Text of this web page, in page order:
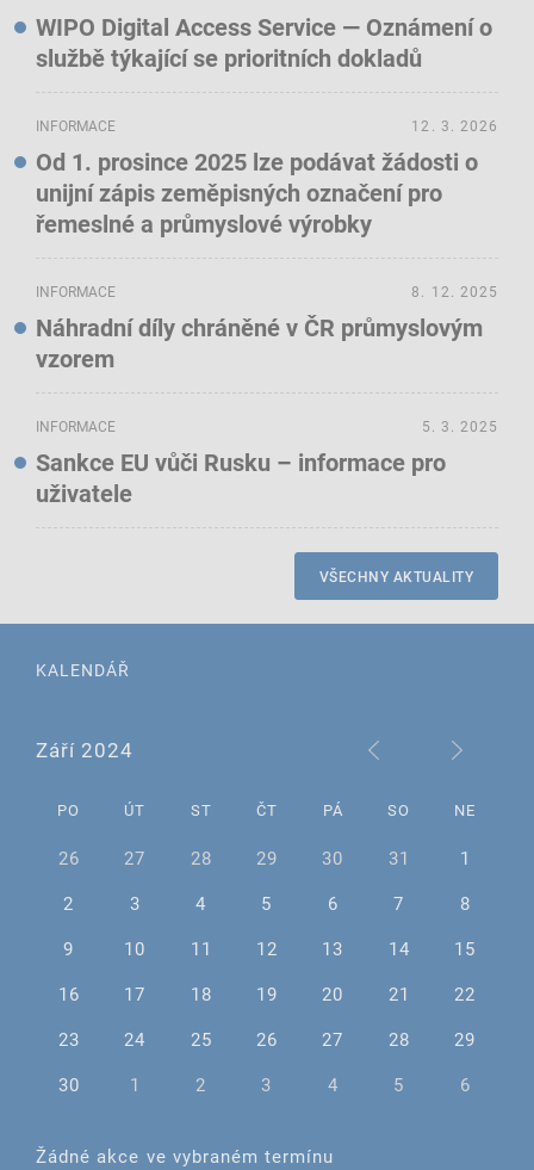
WIPO Digital Access Service — Oznámení o
službě týkající se prioritních dokladů
INFORMACE
Od 1. prosince 2025 lze podávat žádosti o
unijní zápis zeměpisných označení pro
řemeslné a průmyslové výrobky
12. 3. 2026
INFORMACE
Náhradní díly chráněné v ČR průmyslovým
vzorem
8. 12. 2025
INFORMACE
Sankce EU vůči Rusku – informace pro
uživatele
5. 3. 2025
VŠECHNY AKTUALITY
KALENDÁŘ
Září 2024
PO ÚT ST ČT PÁ SO NE
26 27 28 29 30 31
1
2
3 4 5 6 7
8
9
10 11 12 13 14
15
16
17 18 19 20 21
22
23
24 25 26 27 28
29
30
1 2 3 4 5 6
Žádné akce ve vybraném termínu